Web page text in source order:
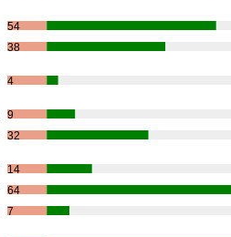
54
38
4
9
32
14
64
7